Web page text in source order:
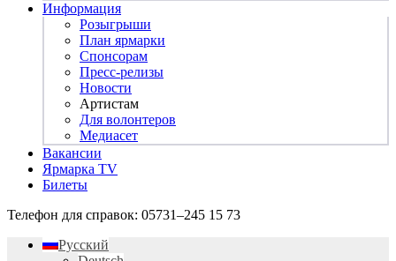
Информация
Розыгрыши
План ярмарки
Спонсорам
Пресс-релизы
Новости
Артистам
Для волонтеров
Медиасет
Вакансии
Ярмарка TV
Билеты
Телефон для справок: 05731–245 15 73
Русский